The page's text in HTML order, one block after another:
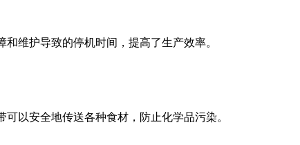
维护导致的停机时间，提高了生产效率。
以安全地传送各种食材，防止化学品污染。